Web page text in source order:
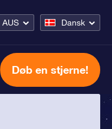
AUS Dansk
Døb en stjerne!